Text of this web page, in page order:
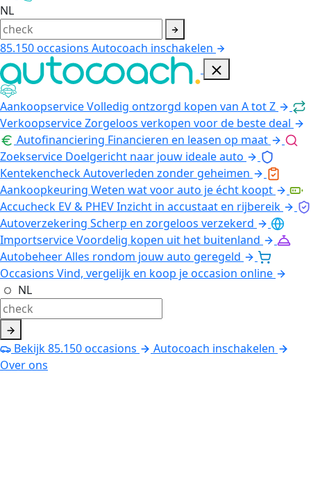
NL
85.150occasions Autocoach inschakelen
AankoopserviceVolledig ontzorgd kopen van A tot Z
VerkoopserviceZorgeloos verkopen voor de beste deal
Autofinanciering Financieren en leasen op maat
Zoekservice Doelgericht naar jouw ideale auto
KentekencheckAutoverleden zonder geheimen
Aankoopkeuring Weten wat voor auto je écht koopt
Accucheck EV & PHEVInzicht in accustaat en rijbereik
Autoverzekering Scherp en zorgeloos verzekerd
ImportserviceVoordelig kopen uit het buitenland
AutobeheerAlles rondom jouw auto geregeld
Occasions Vind, vergelijk en koop je occasion online
NL
Bekijk85.150occasions
Autocoach inschakelen
Over ons